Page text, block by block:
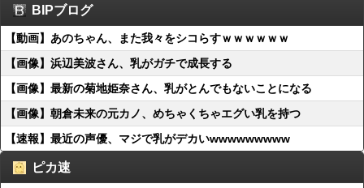
BIPブログ
【動画】あのちゃん、また我々をシコらすｗｗｗｗｗｗ
【画像】浜辺美波さん、乳がガチで成長する
【画像】最新の菊地姫奈さん、乳がとんでもないことになる
【画像】朝倉未来の元カノ、めちゃくちゃエグい乳を持つ
【速報】最近の声優、マジで乳がデカいwwwwwwwww
ピカ速